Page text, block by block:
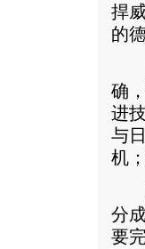
捍
的
为
确
进
与
机
此
分
要